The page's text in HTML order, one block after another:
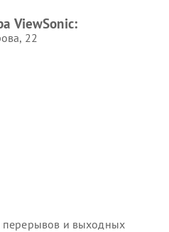
ViewSonic:
22
и выходных